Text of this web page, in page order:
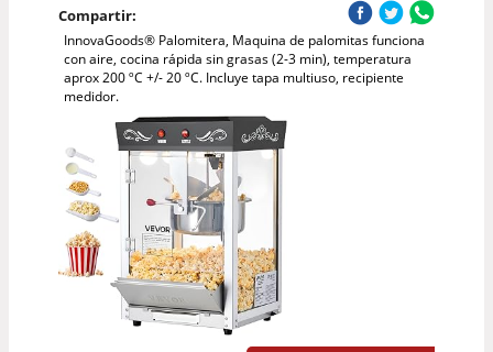
Compartir:
InnovaGoods® Palomitera, Maquina de palomitas funciona
con aire, cocina rápida sin grasas (2-3 min), temperatura
aprox 200 ºC +/- 20 ºC. Incluye tapa multiuso, recipiente
medidor.